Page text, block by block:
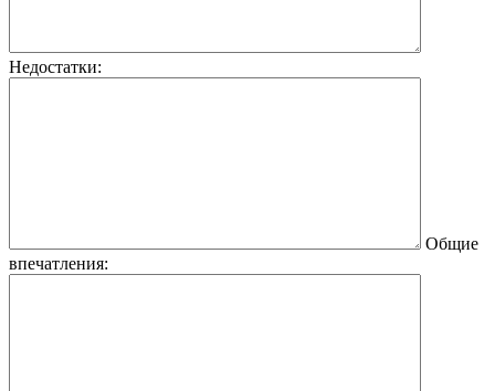
Недостатки:
Общие
впечатления: